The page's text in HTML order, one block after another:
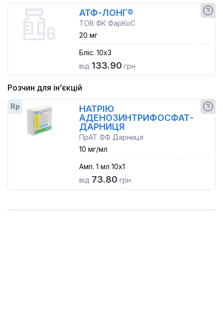
АТФ-ЛОНГ®
ТОВ ФК ФарКоС
20 мг
Бліс. 10x3
від 133.90 грн
Розчин для ін’єкцій
Rp
НАТРІЮ
АДЕНОЗИНТРИФОСФАТ-
ДАРНИЦЯ
ПрАТ ФФ Дарниця
10 мг/мл
Амп. 1 мл 10x1
від 73.80 грн